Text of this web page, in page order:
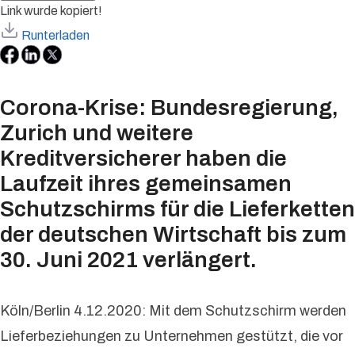
Link wurde kopiert!
Runterladen
Corona-Krise: Bundesregierung,
Zurich und weitere
Kreditversicherer haben die
Laufzeit ihres gemeinsamen
Schutzschirms für die Lieferketten
der deutschen Wirtschaft bis zum
30. Juni 2021 verlängert.
Köln/Berlin 4.12.2020: Mit dem Schutzschirm werden
Lieferbeziehungen zu Unternehmen gestützt, die vor